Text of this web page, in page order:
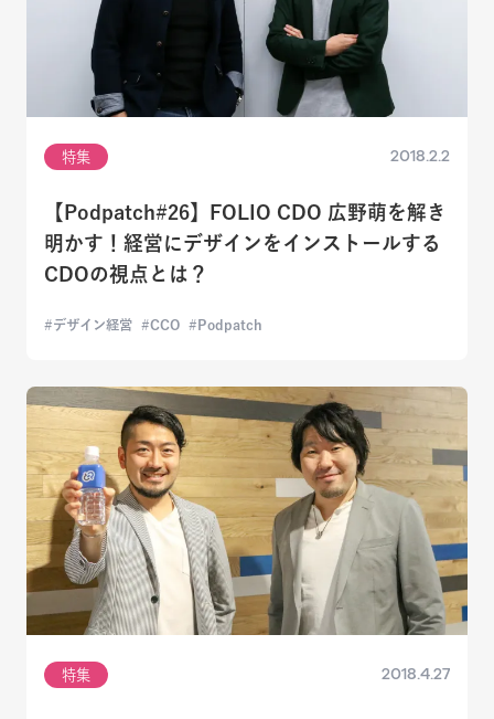
特集 2018.2.2
【Podpatch#26】FOLIO CDO 広野萌を解き
明かす！経営にデザインをインストールする
CDOの視点とは？
デザイン経営 CCO Podpatch
特集 2018.4.27